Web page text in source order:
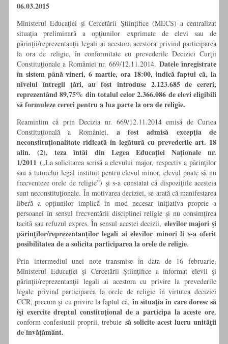
06.03.2015
Ministerul Educaţiei şi Cercetării Ştiinţifice (MECS) a centralizat
situaţia preliminară a opţiunilor exprimate de elevi sau de
părinţii/reprezentanţii legali ai acestora acestora privind participarea
la ora de religie, în conformitate cu prevederile Deciziei Curţii
Constituţionale a României nr. 669/12.11.2014. Datele înregistrate
în sistem până vineri, 6 martie, ora 18:00, indică faptul că, la
nivelul întregii ţări, au fost introduse 2.123.685 de cereri,
reprezentând89,75% din totalul celor 2.366.086 de elevi eligibili
să formuleze cereri pentrua lua parte la ora de religie.
Reamintim că prin Decizia nr. 669/12.11.2014 emisă de Curtea
Constituţională a României, a fost admisă excepţia de
neconstituţionalitate ridicată în legătură cu prevederile art. 18
alin. (2), teza întâi din Legea Educaţiei Naţionale nr.
1/2011 („La solicitarea scrisă a elevului major, respectiv a părinţilor
sau a tutorelui legal instituit pentru elevul minor, elevul poate să nu
frecventeze orele de religie”) şi s-a constatat că dispoziţiile acesteia
sunt neconstituţionale. În motivarea deciziei, se arată că manifestarea
liberă a opţiunilor implică în mod necesar iniţiativa proprie a
persoanei în sensul frecventării disciplinei religie şi nu consimţirea
tacită sau refuzul expres. În sensul acestei decizii, elevilor majori şi
părinţilor/reprezentanţilor legali ai elevilor minori li s-a oferit
posibilitatea de a solicita participarea la orele de religie.
Prin intermediul unei note transmise în data de 16 februarie,
Ministerul Educaţiei şi Cercetării Ştiinţifice a informat elevii şi
părinţii/reprezentanţii legali ai acestora cu privire la prevederile
legale privind participarea la orele de religie în virtutea deciziei
CCR, precum şi cu privire la faptul că, în situaţia în care doresc să
îşi exercite dreptul constituţional de a participa la aceste ore,
conform confesiunii proprii, trebuie să solicite acest lucru unităţii
de învăţământ.